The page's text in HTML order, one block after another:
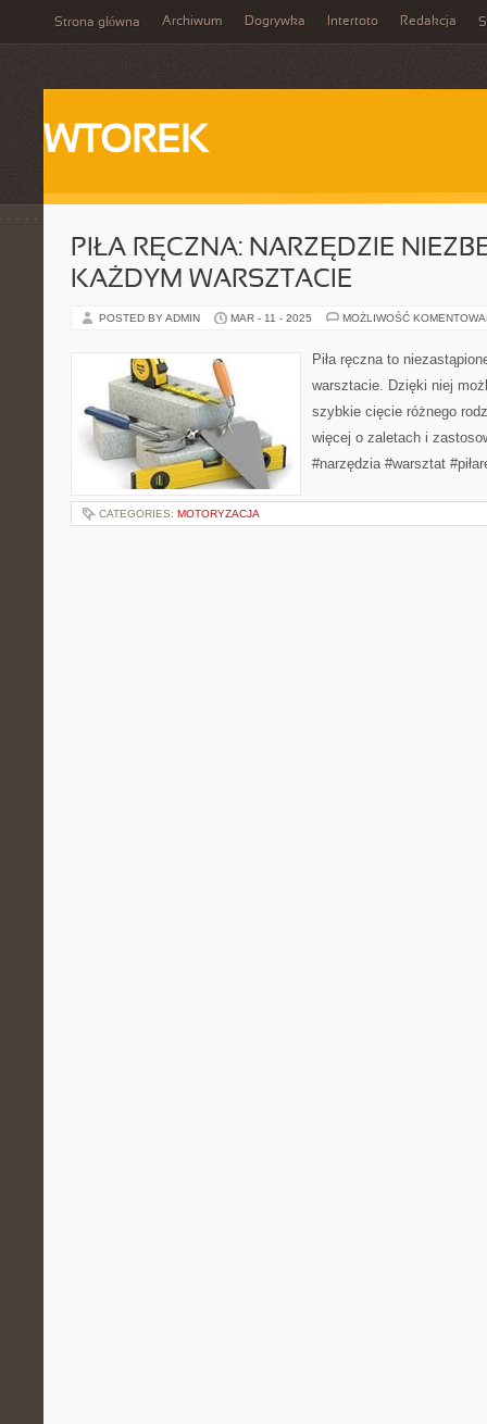
Strona główna Archiwum Dogrywka Intertoto Redakcja
WTOREK
PIŁA RĘCZNA: NARZĘDZIE
KAŻDYM WARSZTACIE
POSTED BY ADMIN MAR - 11 - 2025 MOŻLIWOŚĆ
Piła ręczna to
warsztacie. Dzięki niej
szybkie cięcie różnego
więcej o zaletach i
#narzędzia #warsztat
CATEGORIES: MOTORYZACJA